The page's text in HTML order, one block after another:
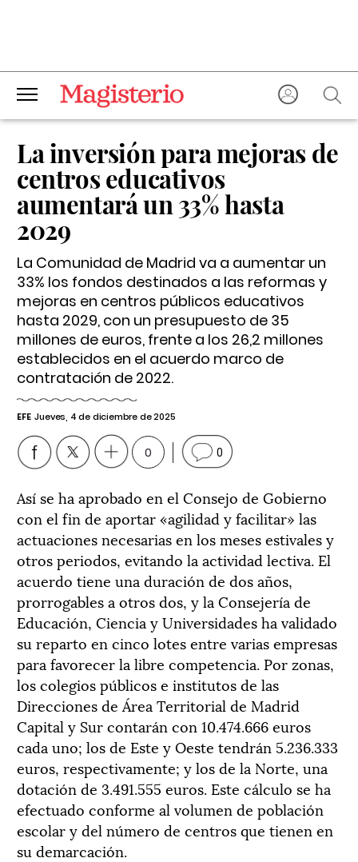
La inversión para mejoras de
centros educativos
aumentará un 33% hasta
2029
La Comunidad de Madrid va a aumentar un
33% los fondos destinados a las reformas y
mejoras en centros públicos educativos
hasta 2029, con un presupuesto de 35
millones de euros, frente a los 26,2 millones
establecidos en el acuerdo marco de
contratación de 2022.
EFE Jueves, 4 de diciembre de 2025
0 0
Así se ha aprobado en el Consejo de Gobierno
con el fin de aportar «agilidad y facilitar» las
actuaciones necesarias en los meses estivales y
otros periodos, evitando la actividad lectiva. El
acuerdo tiene una duración de dos años,
prorrogables a otros dos, y la Consejería de
Educación, Ciencia y Universidades ha validado
su reparto en cinco lotes entre varias empresas
para favorecer la libre competencia. Por zonas,
los colegios públicos e institutos de las
Direcciones de Área Territorial de Madrid
Capital y Sur contarán con 10.474.666 euros
cada uno; los de Este y Oeste tendrán 5.236.333
euros, respectivamente; y los de la Norte, una
dotación de 3.491.555 euros. Este cálculo se ha
efectuado conforme al volumen de población
escolar y del número de centros que tienen en
su demarcación.